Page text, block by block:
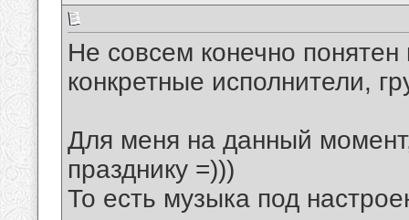
Не совсем конечно
конкретные исполнители,
Для меня на данный
празднику =)))
То есть музыка под